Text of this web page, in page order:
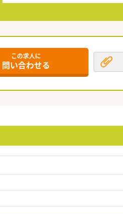
この求人に
問い合わせる